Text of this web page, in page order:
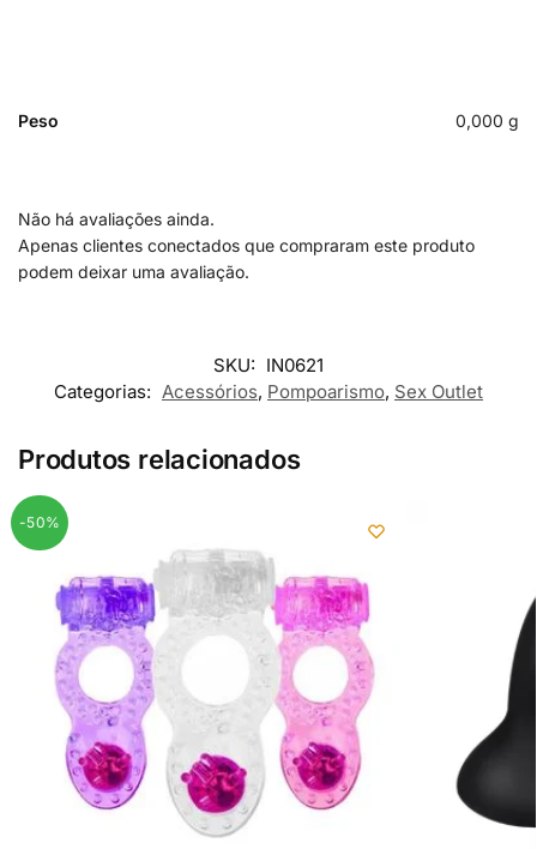
Peso 0,000 g
Não há avaliações ainda.
Apenas clientes conectados que compraram este produto
podem deixar uma avaliação.
SKU: IN0621
Categorias: Acessórios, Pompoarismo, Sex Outlet
Produtos relacionados
-50%